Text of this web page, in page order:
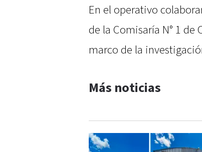
En el operativo
de la Comisaría N° 1
marco de la
Más noticias